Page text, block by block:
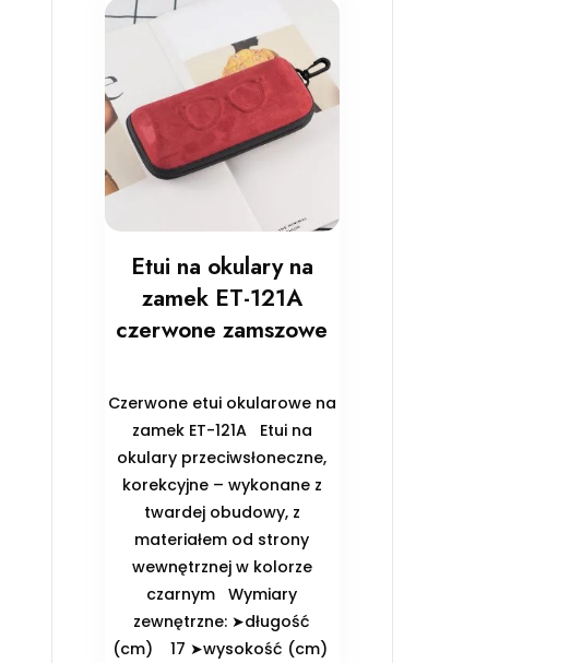
Etui na okulary na
zamek ET-121A
czerwone zamszowe
Czerwone etui okularowe na
zamek ET-121A Etui na
okulary przeciwsłoneczne,
korekcyjne – wykonane z
twardej obudowy, z
materiałem od strony
wewnętrznej w kolorze
czarnym ️Wymiary
zewnętrzne: ➤długość
(cm) 17 ➤wysokość (cm)